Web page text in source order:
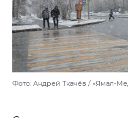
Фото: Андрей Ткачёв / «Ямал-